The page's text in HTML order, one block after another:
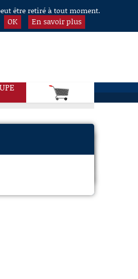
être retiré à tout moment.
OK En savoir plus